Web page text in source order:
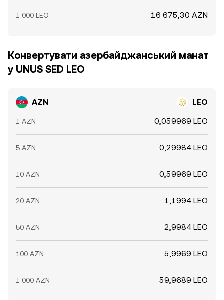
1 000 LEO 16 675,30 AZN
Конвертувати азербайджанський манат
у UNUS SED LEO
AZN LEO
1 AZN 0,059969 LEO
5 AZN 0,29984 LEO
10 AZN 0,59969 LEO
20 AZN 1,1994 LEO
50 AZN 2,9984 LEO
100 AZN 5,9969 LEO
1 000 AZN 59,9689 LEO